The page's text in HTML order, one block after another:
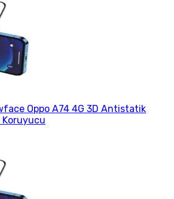
Oppo A74 4G 3D Antistatik
Koruyucu